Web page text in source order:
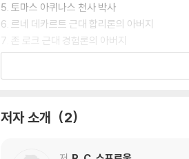
5. 토마스 아퀴나스 천사 박사
6. 르네 데카르트 근대 합리론의 아버지
7. 존 로크 근대 경험론의 아버지
8. 데이비드 흄 회의주의자
12. 프리드리히 니체 무신론적 실존주의자
저자 소개 2